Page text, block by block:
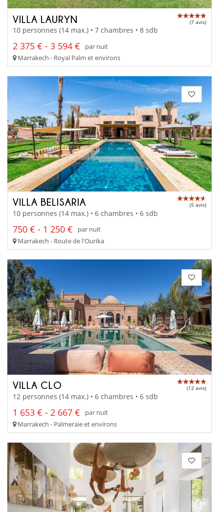
VILLA LAURYN (7 avis)
10 personnes (14 max.) • 7 chambres • 8 sdb
2 375 € - 3 594 €
par nuit
Marrakech - Royal Palm et environs
VILLA BELISARIA (5 avis)
10 personnes (14 max.) • 6 chambres • 6 sdb
750 € - 1 250 €
par nuit
Marrakech - Route de l'Ourika
VILLA CLO (12 avis)
12 personnes (14 max.) • 6 chambres • 6 sdb
1 653 € - 2 667 €
par nuit
Marrakech - Palmeraie et environs